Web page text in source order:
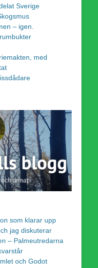
Sverige
– igen.
med
som klarar upp
jag diskuterar
– Palmeutredarna
och Godot